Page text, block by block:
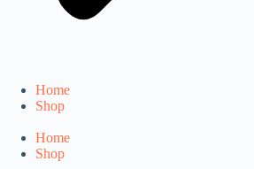
Home
Shop
Home
Shop